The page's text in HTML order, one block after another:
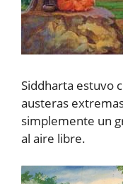
Siddharta estuvo
austeras
simplemente un
al aire libre.